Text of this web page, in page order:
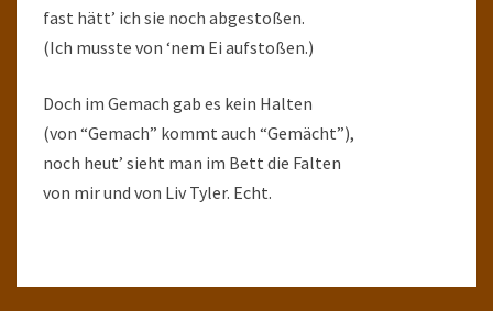
fast hätt’ ich sie noch abgestoßen.
(Ich musste von ‘nem Ei aufstoßen.)
Doch im Gemach gab es kein Halten
(von “Gemach” kommt auch “Gemächt”),
noch heut’ sieht man im Bett die Falten
von mir und von Liv Tyler. Echt.